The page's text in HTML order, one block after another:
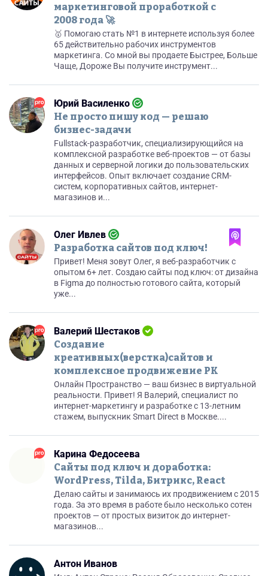
маркетинговой проработкой с
2008 года 🚀
🥇 Помогаю стать №1 в интернете используя более
65 действительно рабочих инструментов
маркетинга. Со мной вы продаете Быстрее, Больше
Чаще, Дороже Вы получите инструмент...
Юрий Василенко
Не просто пишу код — решаю
бизнес-задачи
Fullstack-разработчик, специализирующийся на
комплексной разработке веб-проектов — от базы
данных и серверной логики до пользовательских
интерфейсов. Опыт включает создание CRM-
систем, корпоративных сайтов, интернет-
магазинов и...
Олег Ивлев
Разработка сайтов под ключ!
Привет! Меня зовут Олег, я веб-разработчик с
опытом 6+ лет. Создаю сайты под ключ: от дизайна
в Figma до полностью готового сайта, который
уже...
Валерий Шестаков
Создание
креативных(верстка)сайтов и
комплексное продвижение РК
Онлайн Пространство — ваш бизнес в виртуальной
реальности. Привет! Я Валерий, специалист по
интернет-маркетингу и разработке с 13-летним
стажем, выпускник Smart Direct в Москве....
Карина Федосеева
Сайты под ключ и доработка:
WordPress, Tilda, Битрикс, React
Делаю сайты и занимаюсь их продвижением с 2015
года. За это время в работе было несколько сотен
проектов — от простых визиток до интернет-
магазинов...
Антон Иванов